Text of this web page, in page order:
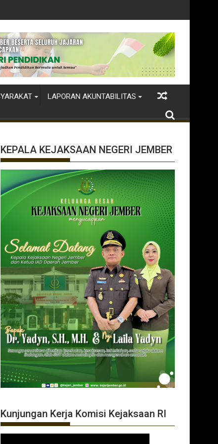
LAPORAN AKUNTABILITAS
KEPALA KEJAKSAAN NEGERI JEMBER
Kunjungan Kerja Komisi Kejaksaan RI